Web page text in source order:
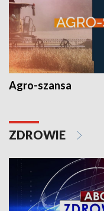
Agro-szansa
ZDROWIE